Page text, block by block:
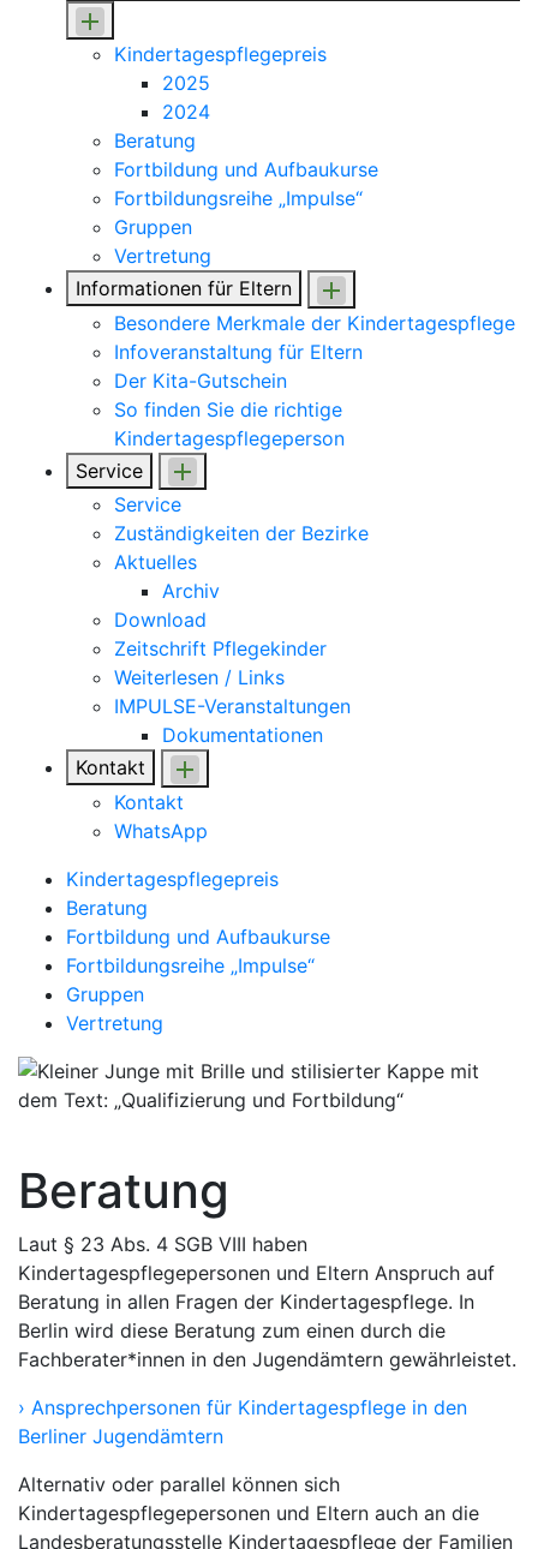
Kindertagespflegepreis
2025
2024
Beratung
Fortbildung und Aufbaukurse
Fortbildungsreihe „Impulse“
Gruppen
Vertretung
Informationen für Eltern
Besondere Merkmale der Kindertagespflege
Infoveranstaltung für Eltern
Der Kita-Gutschein
So finden Sie die richtige
Kindertagespflegeperson
Service
Service
Zuständigkeiten der Bezirke
Aktuelles
Archiv
Download
Zeitschrift Pflegekinder
Weiterlesen / Links
IMPULSE-Veranstaltungen
Dokumentationen
Kontakt
Kontakt
WhatsApp
Kindertagespflegepreis
Beratung
Fortbildung und Aufbaukurse
Fortbildungsreihe „Impulse“
Gruppen
Vertretung
Beratung
Laut § 23 Abs. 4 SGB VIII haben
Kindertagespflegepersonen und Eltern Anspruch auf
Beratung in allen Fragen der Kindertagespflege. In
Berlin wird diese Beratung zum einen durch die
Fachberater*innen in den Jugendämtern gewährleistet.
› Ansprechpersonen für Kindertagespflege in den
Berliner Jugendämtern
Alternativ oder parallel können sich
Kindertagespflegepersonen und Eltern auch an die
Landesberatungsstelle Kindertagespflege der Familien